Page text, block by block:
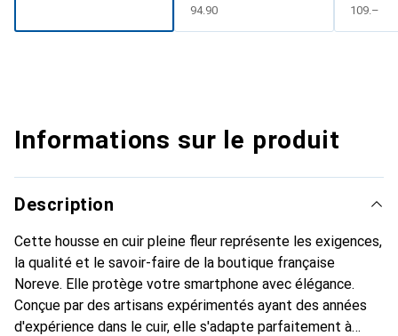
CHF
94.90 CHF
109.–
Informations sur le produit
Description
Cette housse en cuir pleine fleur représente les exigences,
la qualité et le savoir-faire de la boutique française
Noreve. Elle protège votre smartphone avec élégance.
Conçue par des artisans expérimentés ayant des années
d'expérience dans le cuir, elle s'adapte parfaitement à